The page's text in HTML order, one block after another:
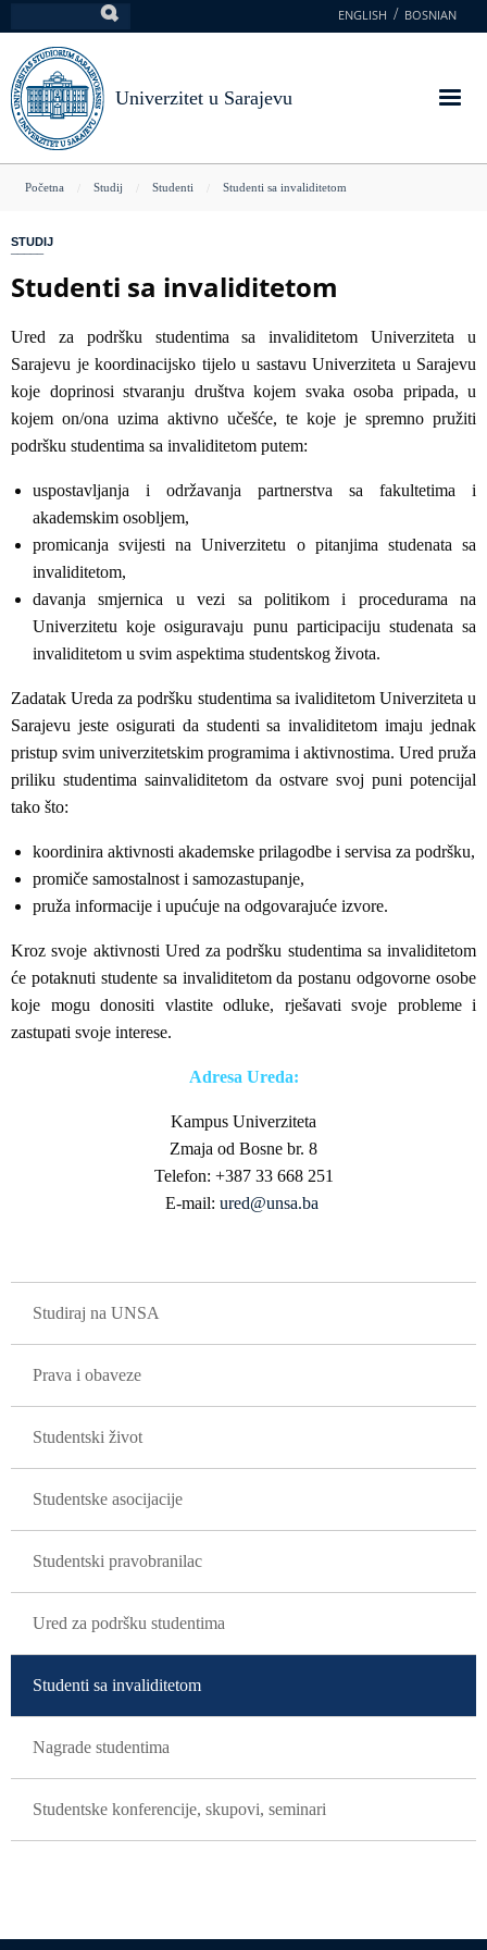
na
glavni
sadržaj
ENGLISH BOSNIAN
Univerzitet u Sarajevu
You
here
Početna Studij Studenti Studenti sa invaliditetom
STUDIJ
Studenti sa invaliditetom
Ured za podršku studentima sa invaliditetom Univerziteta u
Sarajevu je koordinacijsko tijelo u sastavu Univerziteta u Sarajevu
koje doprinosi stvaranju društva kojem svaka osoba pripada, u
kojem on/ona uzima aktivno učešće, te koje je spremno pružiti
podršku studentima sa invaliditetom putem:
uspostavljanja i održavanja partnerstva sa fakultetima i
akademskim osobljem,
promicanja svijesti na Univerzitetu o pitanjima studenata sa
invaliditetom,
davanja smjernica u vezi sa politikom i procedurama na
Univerzitetu koje osiguravaju punu participaciju studenata sa
invaliditetom u svim aspektima studentskog života.
Zadatak Ureda za podršku studentima sa ivaliditetom Univerziteta u
Sarajevu jeste osigurati da studenti sa invaliditetom imaju jednak
pristup svim univerzitetskim programima i aktivnostima. Ured pruža
priliku studentima sainvaliditetom da ostvare svoj puni potencijal
tako što:
koordinira aktivnosti akademske prilagodbe i servisa za podršku,
promiče samostalnost i samozastupanje,
pruža informacije i upućuje na odgovarajuće izvore.
Kroz svoje aktivnosti Ured za podršku studentima sa invaliditetom
će potaknuti studente sa invaliditetom da postanu odgovorne osobe
koje mogu donositi vlastite odluke, rješavati svoje probleme i
zastupati svoje interese.
Adresa Ureda:
Kampus Univerziteta
Zmaja od Bosne br. 8
Telefon: +387 33 668 251
E-mail: ured@unsa.ba
Studiraj na UNSA
Prava i obaveze
Studentski život
Studentske asocijacije
Studentski pravobranilac
Ured za podršku studentima
Studenti sa invaliditetom
Nagrade studentima
Studentske konferencije, skupovi, seminari